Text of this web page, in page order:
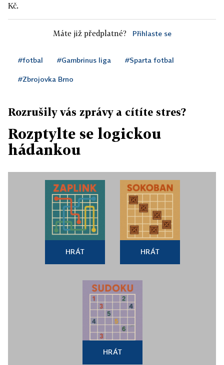
Kč.
Máte již předplatné? Přihlaste se
#fotbal #Gambrinus liga #Sparta fotbal
#Zbrojovka Brno
Rozrušily vás zprávy a cítíte stres?
Rozptylte se logickou
hádankou
HRÁT HRÁT
HRÁT